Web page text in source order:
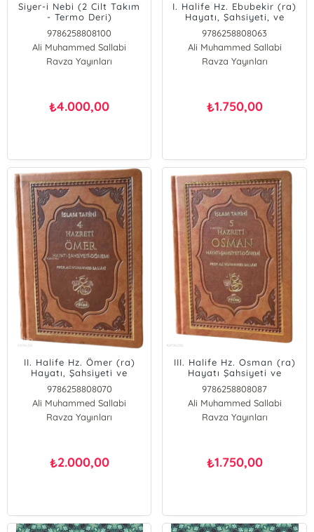
Siyer-i Nebi (2 Cilt Takım
- Termo Deri)
9786258808100
Ali Muhammed Sallabi
Ravza Yayınları
₺4.000,00
I. Halife Hz. Ebubekir (ra)
Hayatı, Şahsiyeti, ve
Dönemi (Termo
Deri);İslam Tarihi 3
9786258808063
Ali Muhammed Sallabi
Ravza Yayınları
₺1.750,00
II. Halife Hz. Ömer (ra)
Hayatı, Şahsiyeti ve
Dönemi (Termo
Deri);İslam Tarihi 4
9786258808070
Ali Muhammed Sallabi
Ravza Yayınları
₺2.000,00
III. Halife Hz. Osman (ra)
Hayatı Şahsiyeti ve
Dönemi (Termo
Deri);İslam Tarihi 5
9786258808087
Ali Muhammed Sallabi
Ravza Yayınları
₺1.750,00